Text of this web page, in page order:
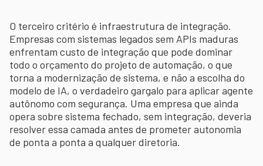
O terceiro critério é infraestrutura de integração.
Empresas com sistemas legados sem APIs maduras
enfrentam custo de integração que pode dominar
todo o orçamento do projeto de automação, o que
torna a modernização de sistema, e não a escolha do
modelo de IA, o verdadeiro gargalo para aplicar agente
autônomo com segurança. Uma empresa que ainda
opera sobre sistema fechado, sem integração, deveria
resolver essa camada antes de prometer autonomia
de ponta a ponta a qualquer diretoria.